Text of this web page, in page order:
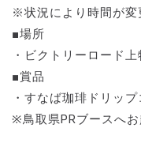
※状況により時間が変
■場所
・ビクトリーロード
■賞品
・すなば珈琲ドリッ
※鳥取県PRブースへ